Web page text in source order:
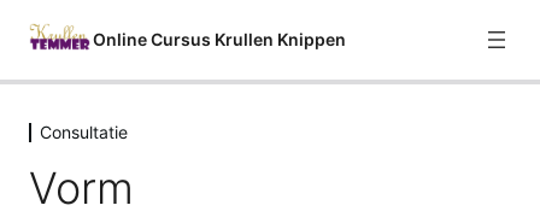
Online Cursus Krullen Knippen
Welkom
2 lessen
Curly Girl Methode
Consultatie
Vorm